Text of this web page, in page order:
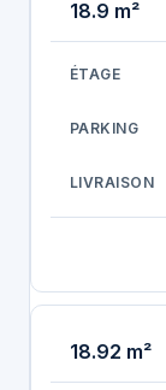
18.9 m²
18.92 m²